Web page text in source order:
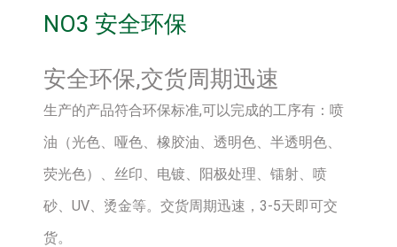
NO3 安全环保
安全环保,交货周期迅速
生产的产品符合环保标准,可以完成的工序有：喷
油（光色、哑色、橡胶油、透明色、半透明色、
荧光色）、丝印、电镀、阳极处理、镭射、喷
砂、UV、烫金等。交货周期迅速，3-5天即可交
货。